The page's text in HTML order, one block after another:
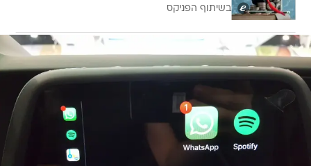
בשיתוף הפניקס